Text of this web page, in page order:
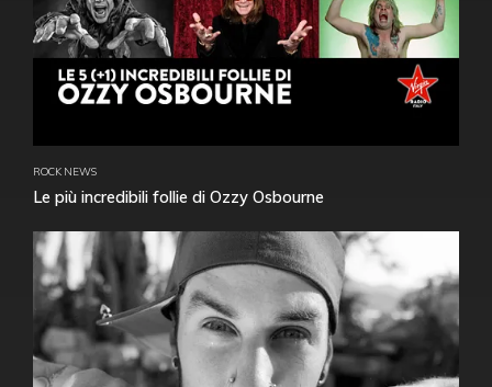
ROCK NEWS
Le più incredibili follie di Ozzy Osbourne